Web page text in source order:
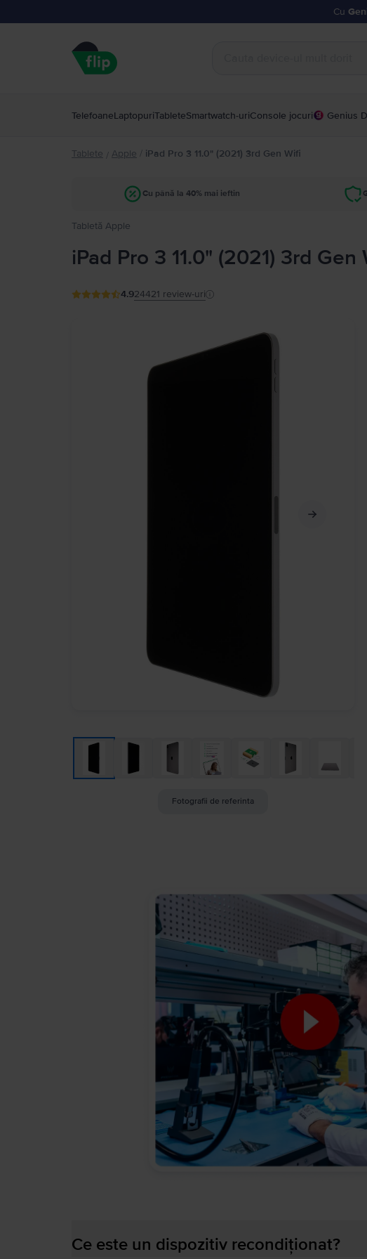
Cu
TelefoaneLaptopuriTableteSmartwatch-uriConsole jocuri Genius
Tablete / Apple / iPad Pro 3 11.0" (2021) 3rd Gen Wifi
Cu până la 40% mai ieftin
Tabletă Apple
iPad Pro 3 11.0" (2021) 3rd Gen
4.924421 review-uri
Fotografii de referinta
Ce este un dispozitiv recondiționat?